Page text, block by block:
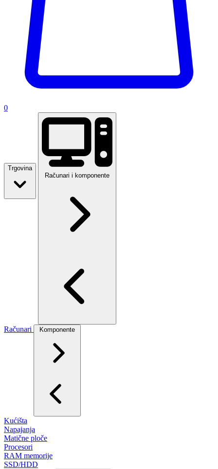
0
Trgovina
Računari i komponente
Računari Komponente
Kućišta
Napajanja
Matične ploče
Procesori
RAM memorije
SSD/HDD